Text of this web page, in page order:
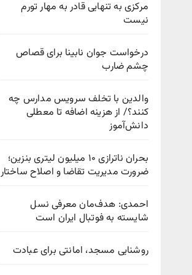
مرکزی به تنهایی قادر به مهار تورم
نیست
درخواست جوان نابینا برای قصاص
چشم ضارب
والدین با تخلف سرویس مدارس چه
کنند؟/ از هزینه اضافه تا معطلی
دانش‌آموز
بحران ناترازی ۱۰ میلیون لیتری بنزین؛
ضرورت مدیریت تقاضا و اصلاح ساختار
احمدی: هدف‌مان معرفی نسل
شایسته به فوتبال ایران است
روشنایی مسجد، امانتی برای عبادت